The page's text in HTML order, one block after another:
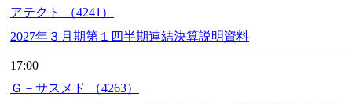
アテクト （4241）
2027年３月期第１四半期連結決算説明資料
17:00
Ｇ－サスメド （4263）